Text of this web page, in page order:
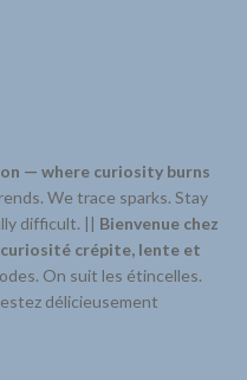
— where curiosity burns
We trace sparks. Stay
difficult. || Bienvenue chez
crépite, lente et
On suit les étincelles.
délicieusement